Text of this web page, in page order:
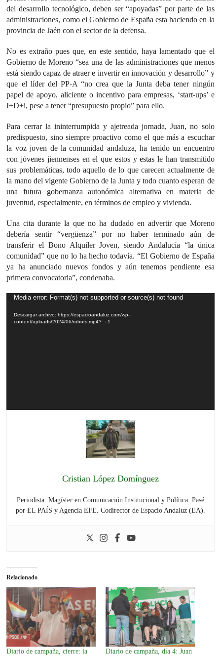
del desarrollo tecnológico, deben ser “apoyadas” por parte de las
administraciones, como el Gobierno de España esta haciendo en la
provincia de Jaén con el sector de la defensa.
No es extraño pues que, en este sentido, haya lamentado que el
Gobierno de Moreno “sea una de las administraciones que menos
está siendo capaz de atraer e invertir en innovación y desarrollo” y
que el líder del PP-A “no crea que la Junta deba tener ningún
papel de apoyo, aliciente o incentivo para empresas, ‘start-ups’ e
I+D+i, pese a tener “presupuesto propio” para ello.
Para cerrar la ininterrumpida y ajetreada jornada, Juan, no solo
predispuesto, sino siempre proactivo como el que más a escuchar
la voz joven de la comunidad andaluza, ha tenido un encuentro
con jóvenes jiennenses en el que estos y estas le han transmitido
sus problemáticas, todo aquello de lo que carecen actualmente de
la mano del vigente Gobierno de la Junta y todo cuanto esperan de
una futura gobernanza autonómica alternativa en materia de
juventud, especialmente, en términos de empleo y vivienda.
Una cita durante la que no ha dudado en advertir que Moreno
debería sentir “vergüenza” por no haber terminado aún de
transferir el Bono Alquiler Joven, siendo Andalucía “la única
comunidad” que no lo ha hecho todavía. “El Gobierno de España
ya ha anunciado nuevos fondos y aún tenemos pendiente esa
primera convocatoria”, condenaba.
Reproductor
vídeo
Media error: Format(s) not supported or source(s) not found
Descargar archivo: https://espacioandaluz.com/wp-
content/uploads/2024/06/robots.mp4?_=1
Cristian López Domínguez
Periodista. Magíster en Comunicación Institucional y Política. Pasé
por EL PAÍS y Agencia EFE. Codirector de Espacio Andaluz (EA).
Relacionado
Diario de campaña, cierre: la
Diario de campaña, día 4: Juan